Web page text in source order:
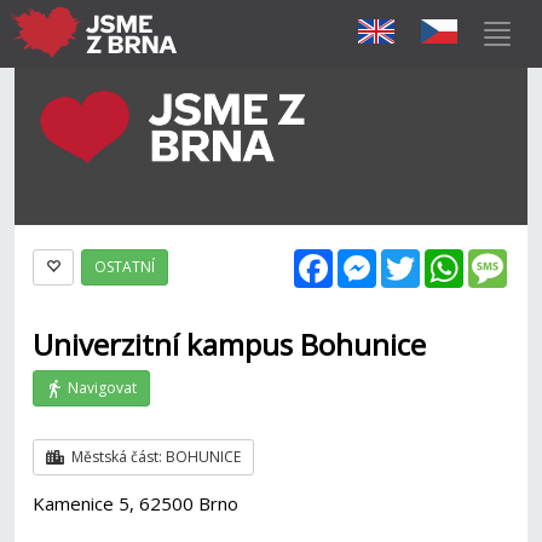
FacebookMessenger
Twitter
OSTATNÍ
Univerzitní kampus Bohunice
Navigovat
Městská část: BOHUNICE
Kamenice 5, 62500 Brno